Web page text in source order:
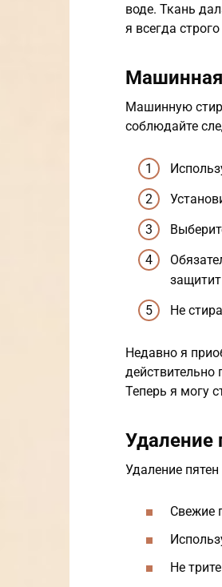
воде. Ткань
я всегда
Машинную
соблюдайте
Не
Недавно я
Теперь я могу
Удаление
Удаление
Свежие
Не